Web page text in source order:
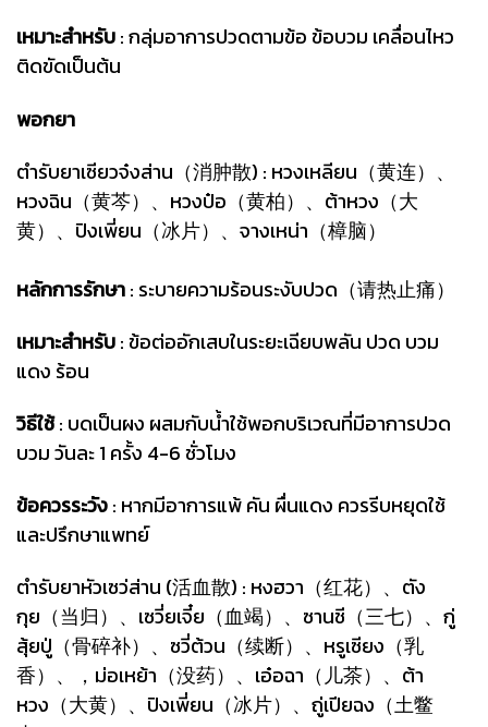
เหมาะสำหรับ: กลุ่มอาการปวดตามข้อ ข้อบวม เคลื่อนไหว
ติดขัดเป็นต้น
พอกยา
ตำรับยาเซียวจ๋งส่าน（消肿散) : หวงเหลียน（黄连）、
หวงฉิน（黄芩）、หวงป๋อ（黄柏）、ต้าหวง（大
黄）、ปิงเพี่ยน（冰片）、จางเหน่า（樟脑）
หลักการรักษา: ระบายความร้อนระงับปวด（请热止痛）
เหมาะสำหรับ: ข้อต่ออักเสบในระยะเฉียบพลัน ปวด บวม
แดง ร้อน
วิธีใช้: บดเป็นผง ผสมกับน้ำใช้พอกบริเวณที่มีอาการปวด
บวม วันละ 1 ครั้ง 4-6 ชั่วโมง
ข้อควรระวัง: หากมีอาการแพ้ คัน ผื่นแดง ควรรีบหยุดใช้
และปรึกษาแพทย์
ตำรับยาหัวเซว่ส่าน (活血散) : หงฮวา（红花）、ตัง
กุย（当归）、เซวี่ยเจี๋ย（血竭）、ซานชี（三七）、กู่
สุ้ยปู่（骨碎补）、ซวี่ต้วน（续断）、หรูเซียง（乳
香）、，ม่อเหย้า（没药）、เอ๋อฉา（儿茶）、ต้า
หวง（大黄）、ปิงเพี่ยน（冰片）、ถู่เปียฉง（土鳖